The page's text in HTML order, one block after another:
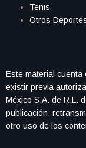
Tenis
Otros
Este material cuenta
existir previa
México S.A. de R.L.
publicación,
otro uso de los